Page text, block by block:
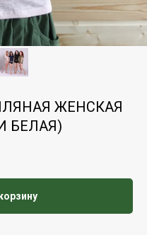
ЖЕНСКАЯ
БЕЛАЯ)